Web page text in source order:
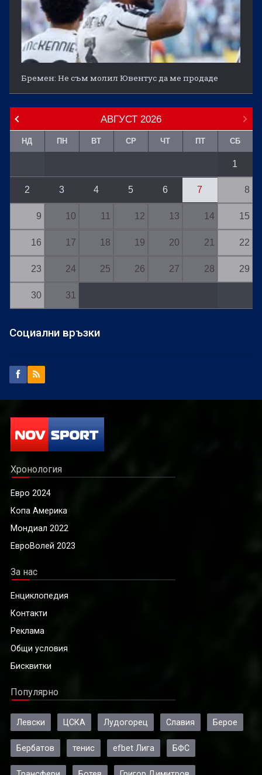
Бремен: Не съм молил Ювентус да ме продаде
АВГУСТ 2026
НД ПН ВТ СР ЧТ ПТ СБ
1
2 3 4 5 6 7 8
9 10 11 12 13 14 15
16 17 18 19 20 21 22
23 24 25 26 27 28 29
30 31
Социални връзки
Хронология
Евро 2024
Копа Америка
Мондиал 2022
ЕвроВолей 2023
За нас
Енциклопедия
Контакти
Реклама
Общи условия
Бисквитки
Популярно
Левски ЦСКА Лудогорец Славия Берое
Бербатов тенис efbet Лига БФС